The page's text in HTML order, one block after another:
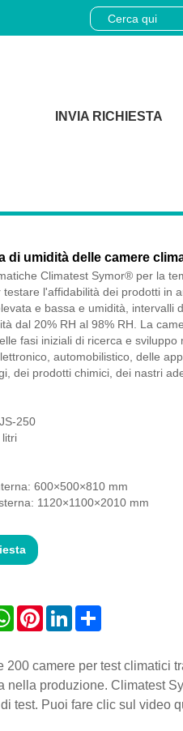
INVIA RICHIESTA
di umidità delle camere
Climatest Symor® per la
testare l'affidabilità dei prodotti in
e bassa e umidità, intervalli
dal 20% RH al 98% RH. La
fasi iniziali di ricerca e sviluppo
automobilistico, delle
dei prodotti chimici, dei nastri
250
600×500×810 mm
1120×1100×2010 mm
WhatsAppPinterestLinkedInShare
camere per test climatici
nella produzione. Climatest
test. Puoi fare clic sul video